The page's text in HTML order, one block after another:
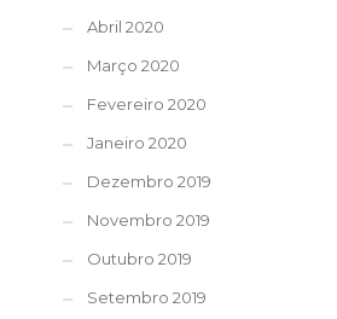
Abril 2020
Março 2020
Fevereiro 2020
Janeiro 2020
Dezembro 2019
Novembro 2019
Outubro 2019
Setembro 2019